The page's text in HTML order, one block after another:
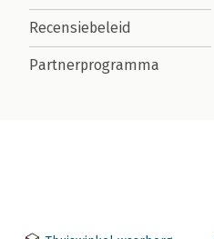
Recensiebeleid
Partnerprogramma